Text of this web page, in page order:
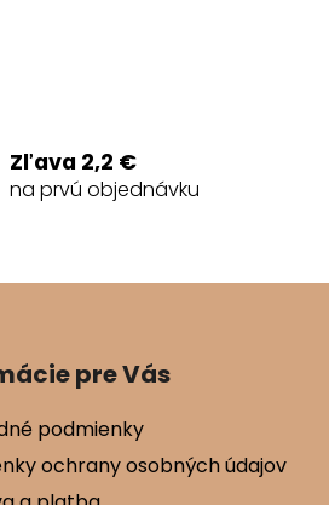
Zľava 2,2 €
na prvú objednávku
pre Vás
podmienky
ochrany osobných údajov